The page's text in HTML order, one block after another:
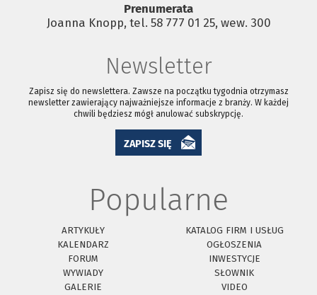
Prenumerata
Joanna Knopp, tel. 58 777 01 25, wew. 300
Newsletter
Zapisz się do newslettera. Zawsze na początku tygodnia otrzymasz
newsletter zawierający najważniejsze informacje z branży. W każdej
chwili będziesz mógł anulować subskrypcję.
ZAPISZ SIĘ
Popularne
ARTYKUŁY
KATALOG FIRM I USŁUG
KALENDARZ
OGŁOSZENIA
FORUM
INWESTYCJE
WYWIADY
SŁOWNIK
GALERIE
VIDEO